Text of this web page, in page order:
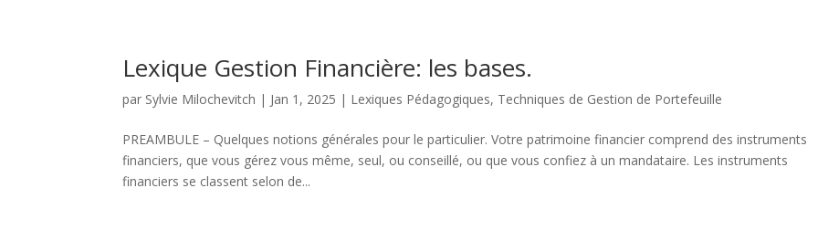
Lexique Gestion Financière: les bases.
par Sylvie Milochevitch | Jan 1, 2025 | Lexiques Pédagogiques, Techniques de Gestion de Portefeuille
PREAMBULE – Quelques notions générales pour le particulier. Votre patrimoine financier comprend des instruments
financiers, que vous gérez vous même, seul, ou conseillé, ou que vous confiez à un mandataire. Les instruments
financiers se classent selon de...